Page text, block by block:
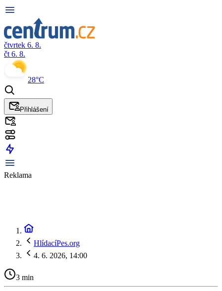
čtvrtek 6. 8.
čt 6. 8.
28°C
Přihlášení
Reklama
HlídacíPes.org
4. 6. 2026, 14:00
3 min